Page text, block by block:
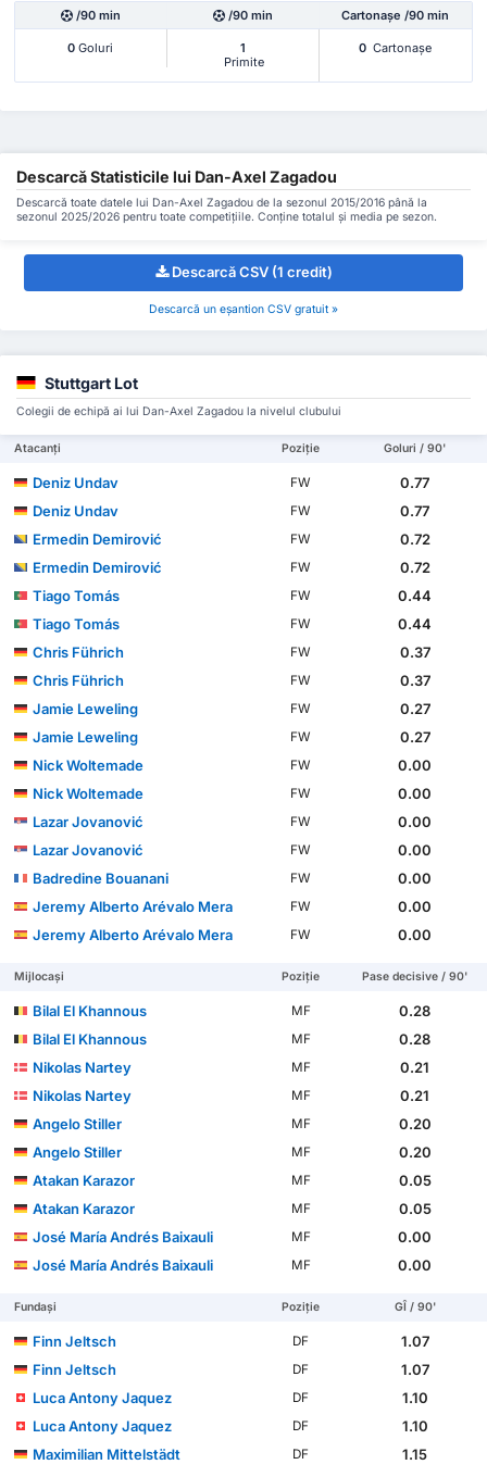
/90 min /90 min Cartonașe /90 min
0 Goluri
1
Primite
0 Cartonașe
Descarcă Statisticile lui Dan-Axel Zagadou
Descarcă toate datele lui Dan-Axel Zagadou de la sezonul 2015/2016 până la
sezonul 2025/2026 pentru toate competițiile. Conține totalul și media pe sezon.
Descarcă CSV (1 credit)
Descarcă un eșantion CSV gratuit »
Stuttgart Lot
Colegii de echipă ai lui Dan-Axel Zagadou la nivelul clubului
Atacanți Poziție Goluri / 90'
Deniz Undav FW
0.77
Deniz Undav
FW
0.77
Ermedin Demirović
FW
0.72
Ermedin Demirović
FW
0.72
Tiago Tomás
FW
0.44
Tiago Tomás
FW
0.44
Chris Führich
FW
0.37
Chris Führich
FW
0.37
Jamie Leweling
FW
0.27
Jamie Leweling
FW
0.27
Nick Woltemade
FW
0.00
Nick Woltemade
FW
0.00
Lazar Jovanović
FW
0.00
Lazar Jovanović
FW
0.00
Badredine Bouanani
FW
0.00
Jeremy Alberto Arévalo Mera
FW
0.00
Jeremy Alberto Arévalo Mera
FW 0.00
Mijlocași Poziție Pase decisive / 90'
Bilal El Khannous MF
0.28
Bilal El Khannous
MF
0.28
Nikolas Nartey
MF
0.21
Nikolas Nartey
MF
0.21
Angelo Stiller
MF
0.20
Angelo Stiller
MF
0.20
Atakan Karazor
MF
0.05
Atakan Karazor
MF
0.05
José María Andrés Baixauli
MF
0.00
José María Andrés Baixauli
MF 0.00
Fundași Poziție GÎ / 90'
Finn Jeltsch DF
1.07
Finn Jeltsch
DF
1.07
Luca Antony Jaquez
DF
1.10
Luca Antony Jaquez
DF
1.10
Maximilian Mittelstädt
DF
1.15